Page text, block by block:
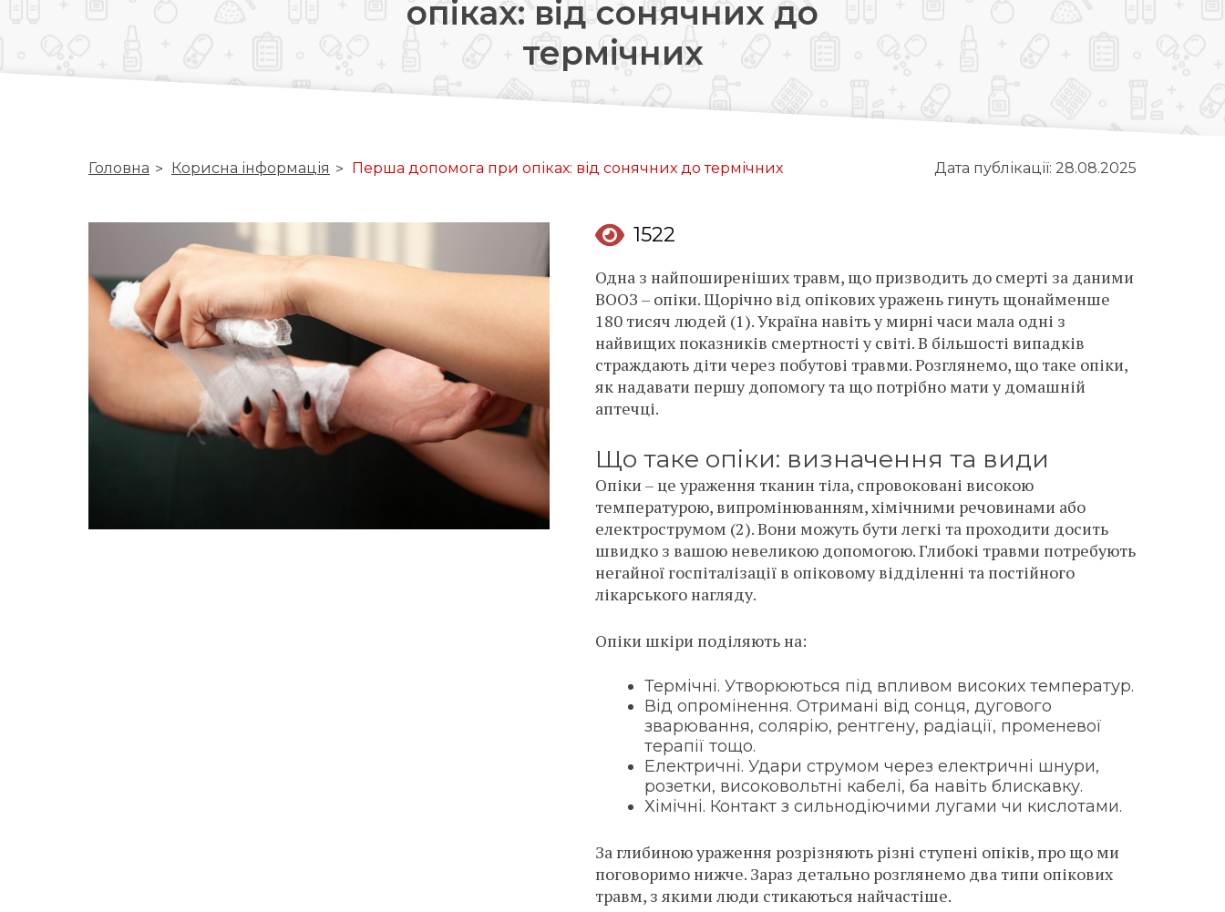
Довідкова аптек:
0 (800) 35-30-30
Слідкуй за нами:
опіках: від сонячних до
термічних
Головна Корисна інформація Перша допомога при опіках: від сонячних до термічних Дата публікації: 28.08.2025
1522
Одна з найпоширеніших травм, що призводить до смерті за даними
ВООЗ – опіки. Щорічно від опікових уражень гинуть щонайменше
180 тисяч людей (1). Україна навіть у мирні часи мала одні з
найвищих показників смертності у світі. В більшості випадків
страждають діти через побутові травми. Розглянемо, що таке опіки,
як надавати першу допомогу та що потрібно мати у домашній
аптечці.
Що таке опіки: визначення та види
Опіки – це ураження тканин тіла, спровоковані високою
температурою, випромінюванням, хімічними речовинами або
електрострумом (2). Вони можуть бути легкі та проходити досить
швидко з вашою невеликою допомогою. Глибокі травми потребують
негайної госпіталізації в опіковому відділенні та постійного
лікарського нагляду.
Опіки шкіри поділяють на:
Термічні. Утворюються під впливом високих температур.
Від опромінення. Отримані від сонця, дугового
зварювання, солярію, рентгену, радіації, променевої
терапії тощо.
Електричні. Удари струмом через електричні шнури,
розетки, високовольтні кабелі, ба навіть блискавку.
Хімічні. Контакт з сильнодіючими лугами чи кислотами.
За глибиною ураження розрізняють різні ступені опіків, про що ми
поговоримо нижче. Зараз детально розглянемо два типи опікових
травм, з якими люди стикаються найчастіше.